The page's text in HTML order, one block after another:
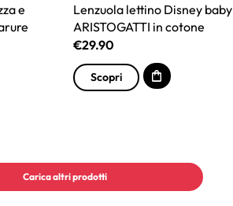
e
Lenzuola lettino Disney baby
ARISTOGATTI in cotone
€29.90
Scopri
Carica altri prodotti